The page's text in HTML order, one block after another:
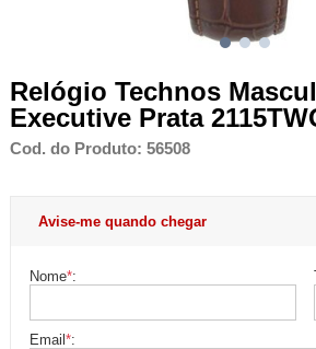
Relógio Technos
Executive Prata
Cod. do Produto: 56508
Avise-me quando chegar
Nome*:
Email*: